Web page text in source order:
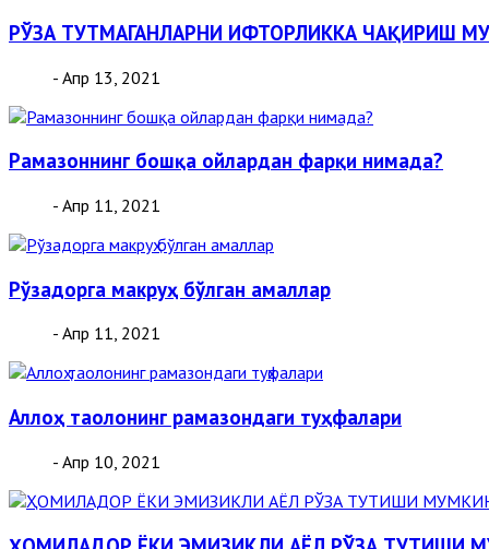
РЎЗА ТУТМАГАНЛАРНИ ИФТОРЛИККА ЧАҚИРИШ
- Апр 13, 2021
Рамазоннинг бошқа ойлардан фарқи нимада?
- Апр 11, 2021
Рўзадорга макруҳ бўлган амаллар
- Апр 11, 2021
Аллоҳ таолонинг рамазондаги туҳфалари
- Апр 10, 2021